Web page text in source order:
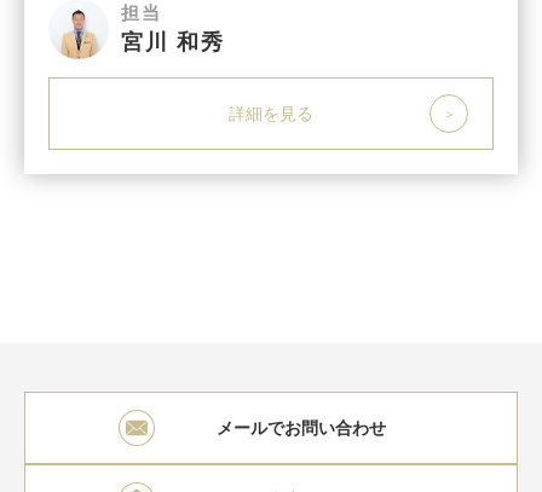
担当
宮川 和秀
詳細を見る
メールでお問い合わせ